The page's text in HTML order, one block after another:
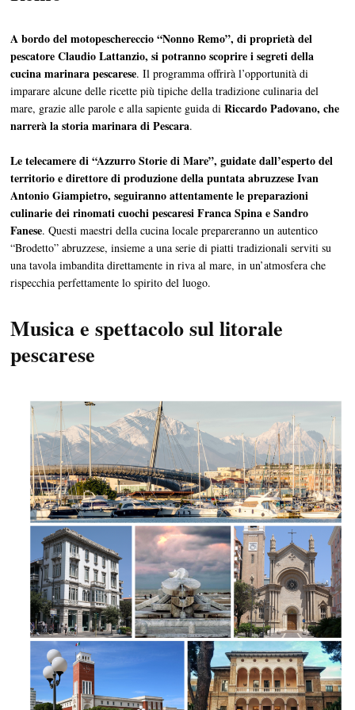
A bordo del motopeschereccio “Nonno Remo”, di proprietà del
pescatore Claudio Lattanzio, si potranno scoprire i segreti della
cucina marinara pescarese. Il programma offrirà l’opportunità di
imparare alcune delle ricette più tipiche della tradizione culinaria del
mare, grazie alle parole e alla sapiente guida diRiccardo Padovano, che
narrerà la storia marinara di Pescara.
Le telecamere di “Azzurro Storie di Mare”, guidate dall’esperto del
territorio e direttore di produzione della puntata abruzzese Ivan
Antonio Giampietro, seguiranno attentamente le preparazioni
culinarie dei rinomati cuochi pescaresi Franca Spina e Sandro
Fanese. Questi maestri della cucina locale prepareranno un autentico
“Brodetto” abruzzese, insieme a una serie di piatti tradizionali serviti su
una tavola imbandita direttamente in riva al mare, in un’atmosfera che
rispecchia perfettamente lo spirito del luogo.
Musica e spettacolo sul litorale
pescarese